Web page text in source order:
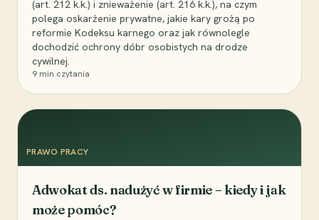
(art. 212 k.k.) i znieważenie (art. 216 k.k.), na czym
polega oskarżenie prywatne, jakie kary grożą po
reformie Kodeksu karnego oraz jak równolegle
dochodzić ochrony dóbr osobistych na drodze
cywilnej.
9 min czytania
PRAWO PRACY
Adwokat ds. nadużyć w firmie – kiedy i jak
może pomóc?